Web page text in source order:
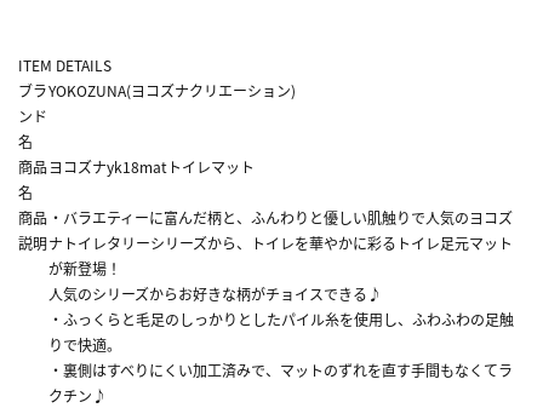
ITEM DETAILS
ブラ
ンド
名
YOKOZUNA(ヨコズナクリエーション)
商品
名
ヨコズナyk18matトイレマット
商品
説明
・バラエティーに富んだ柄と、ふんわりと優しい肌触りで人気のヨコズ
ナトイレタリーシリーズから、トイレを華やかに彩るトイレ足元マット
が新登場！
人気のシリーズからお好きな柄がチョイスできる♪
・ふっくらと毛足のしっかりとしたパイル糸を使用し、ふわふわの足触
りで快適。
・裏側はすべりにくい加工済みで、マットのずれを直す手間もなくてラ
クチン♪